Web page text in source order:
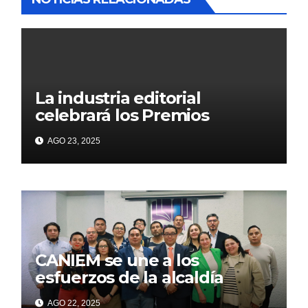
La industria editorial
celebrará los Premios
CANIEM 2025 el 12 de
noviembre
AGO 23, 2025
CANIEM se une a los
esfuerzos de la alcaldía
Iztapalapa para acercar a
AGO 22, 2025